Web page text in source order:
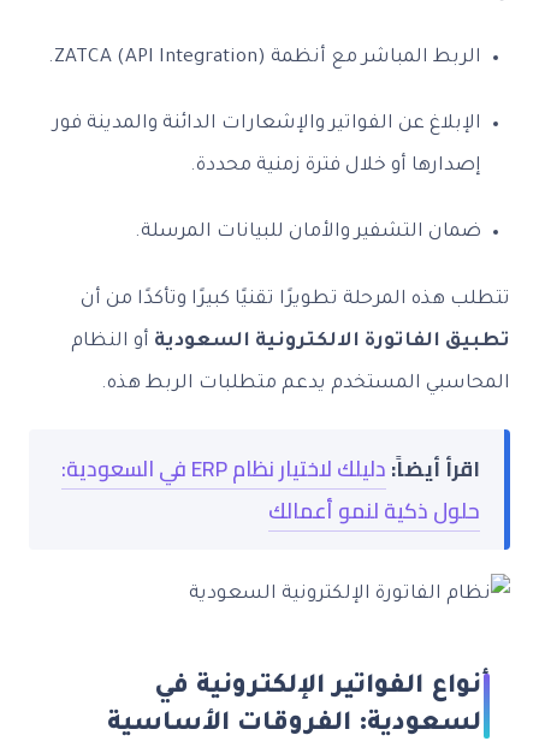
الربط المباشر مع أنظمة ZATCA (API Integration).
الإبلاغ عن الفواتير والإشعارات الدائنة والمدينة فور
إصدارها أو خلال فترة زمنية محددة.
ضمان التشفير والأمان للبيانات المرسلة.
تتطلب هذه المرحلة تطويرًا تقنيًا كبيرًا وتأكدًا من أن
تطبيق الفاتورة الالكترونية السعودية أو النظام
المحاسبي المستخدم يدعم متطلبات الربط هذه.
اقرأ أيضاً:
دليلك لاختيار نظام ERP في السعودية:
حلول ذكية لنمو أعمالك
أنواع الفواتير الإلكترونية في
السعودية: الفروقات الأساسية